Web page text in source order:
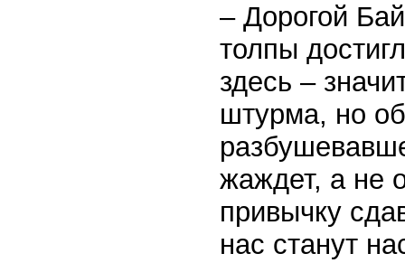
– Дорогой
толпы
здесь –
штурма, но
жаждет, а не
привычку
нас станут